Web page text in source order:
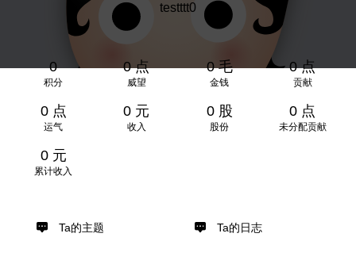
testttt0
0
积分
0 点
威望
0 毛
金钱
0 点
贡献
0 点
运气
0 元
收入
0 股
股份
0 点
未分配贡献
0 元
累计收入
Ta的主题 Ta的日志